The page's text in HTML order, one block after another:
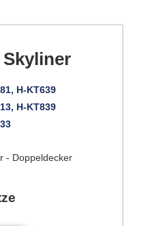
Skyliner
H-KT639
H-KT839